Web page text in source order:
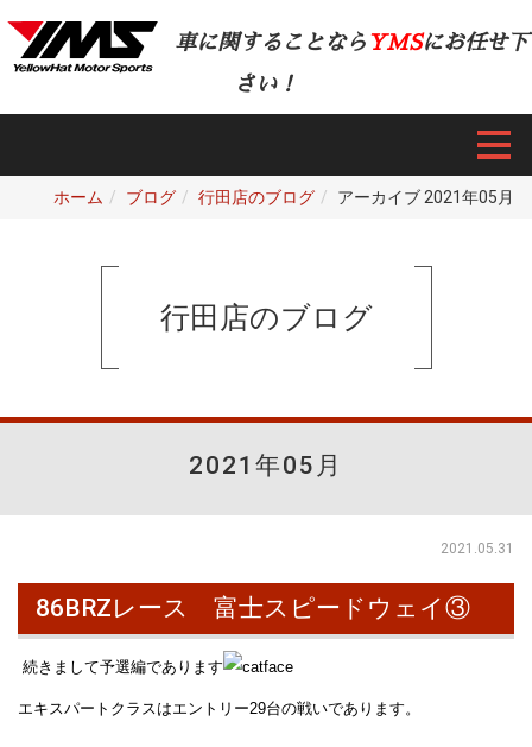
車に関することなら YMSにお任せ下
さい！
ホーム ブログ 行田店のブログ アーカイブ 2021年05月
行田店のブログ
2021年05月
2021.05.31
86BRZレース 富士スピードウェイ③
続きまして予選編であります
エキスパートクラスはエントリー29台の戦いであります。